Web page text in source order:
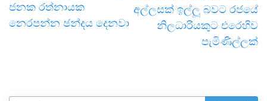
ජනක රත්නායක
නෙරපන්න ඡන්දය දෙනවා
අල්ලසක් ඉල්ලූ බවට රජයේ
නිලධාරියකුට එරෙහිව
පැමිණිල්ලක්